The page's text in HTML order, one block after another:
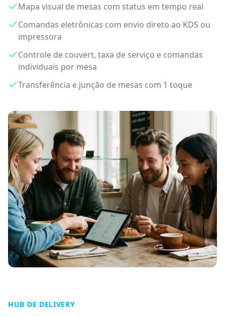
Mapa visual de mesas com status em tempo real
Comandas eletrônicas com envio direto ao KDS ou
impressora
Controle de couvert, taxa de serviço e comandas
individuais por mesa
Transferência e junção de mesas com 1 toque
HUB DE DELIVERY